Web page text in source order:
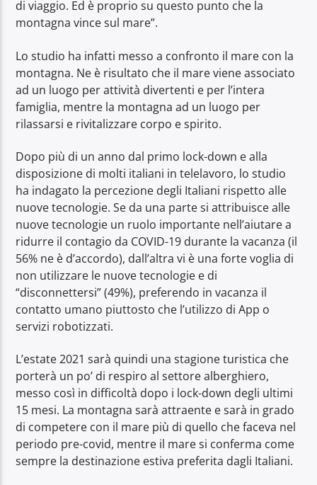
di viaggio. Ed è proprio su questo punto che la
montagna vince sul mare”.
Lo studio ha infatti messo a confronto il mare con la
montagna. Ne è risultato che il mare viene associato
ad un luogo per attività divertenti e per l’intera
famiglia, mentre la montagna ad un luogo per
rilassarsi e rivitalizzare corpo e spirito.
Dopo più di un anno dal primo lock-down e alla
disposizione di molti italiani in telelavoro, lo studio
ha indagato la percezione degli Italiani rispetto alle
nuove tecnologie. Se da una parte si attribuisce alle
nuove tecnologie un ruolo importante nell’aiutare a
ridurre il contagio da COVID-19 durante la vacanza (il
56% ne è d’accordo), dall’altra vi è una forte voglia di
non utilizzare le nuove tecnologie e di
“disconnettersi” (49%), preferendo in vacanza il
contatto umano piuttosto che l’utilizzo di App o
servizi robotizzati.
L’estate 2021 sarà quindi una stagione turistica che
porterà un po’ di respiro al settore alberghiero,
messo così in difficoltà dopo i lock-down degli ultimi
15 mesi. La montagna sarà attraente e sarà in grado
di competere con il mare più di quello che faceva nel
periodo pre-covid, mentre il mare si conferma come
sempre la destinazione estiva preferita dagli Italiani.